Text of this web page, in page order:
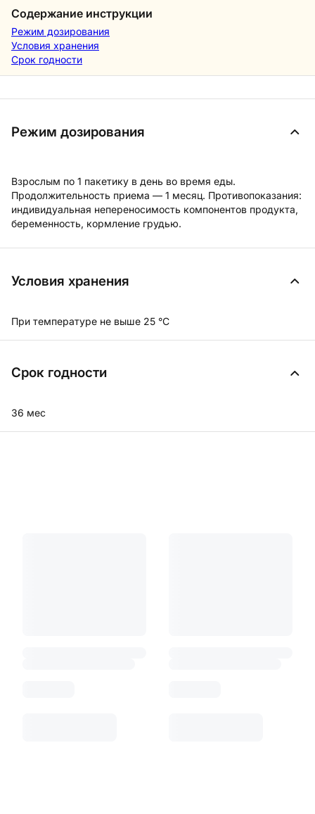
Содержание инструкции
Режим дозирования
Условия хранения
Срок годности
Режим дозирования
Взрослым по 1 пакетику в день во время еды.
Продолжительность приема — 1 месяц. Противопоказания:
индивидуальная непереносимость компонентов продукта,
беременность, кормление грудью.
Условия хранения
При температуре не выше 25 °C
Срок годности
36 мес